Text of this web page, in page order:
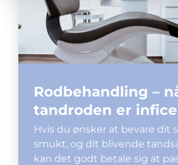
Rodbehandling –
tandroden er
Hvis du ønsker at bevare dit
smukt, og dit blivende
kan det godt betale sig at